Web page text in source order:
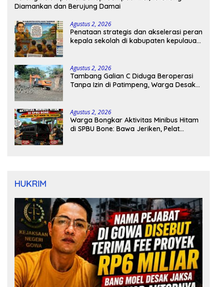
Diamankan dan Berujung Damai
Agustus 2, 2026
Penataan strategis dan akselerasi peran
kepala sekolah di kabupaten kepulauan
Agustus 2, 2026
Tambang Galian C Diduga Beroperasi
Tanpa Izin di Patimpeng, Warga Desak
Agustus 2, 2026
Warga Bongkar Aktivitas Minibus Hitam
di SPBU Bone: Bawa Jeriken, Pelat
HUKRIM